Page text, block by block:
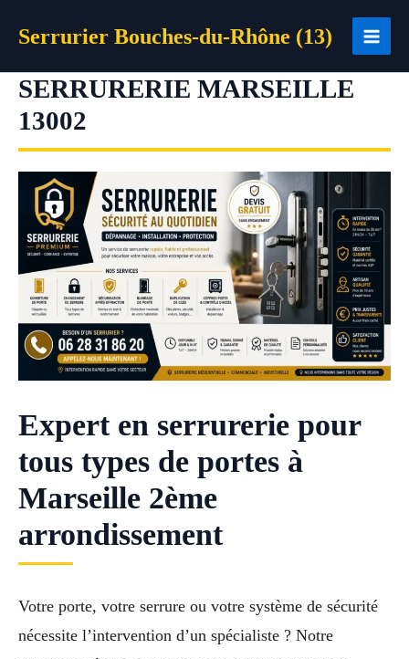
Serrurier Bouches-du-Rhône (13)
SERRURERIE MARSEILLE
13002
Expert en serrurerie pour
tous types de portes à
Marseille 2ème
arrondissement
Votre porte, votre serrure ou votre système de sécurité
nécessite l’intervention d’un spécialiste ? Notre